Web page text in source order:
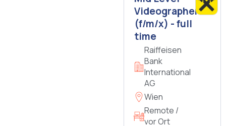
Videographer
(f/m/x) - full
time
Raiffeisen
Bank
International
AG
Wien
Remote /
vor Ort